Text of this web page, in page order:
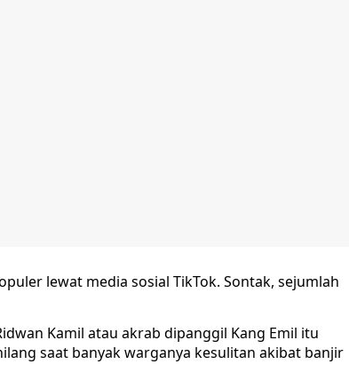
lewat media sosial TikTok. Sontak, sejumlah
Kamil atau akrab dipanggil Kang Emil itu
saat banyak warganya kesulitan akibat banjir